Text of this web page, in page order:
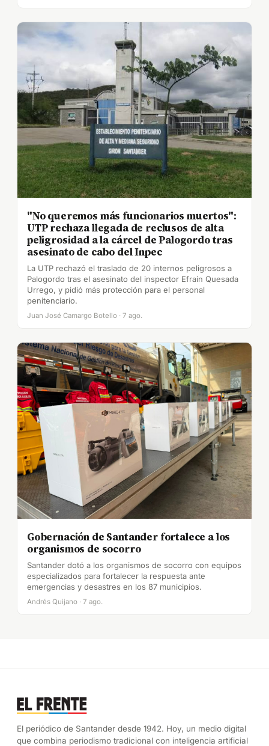
"No queremos más funcionarios muertos":
UTP rechaza llegada de reclusos de alta
peligrosidad a la cárcel de Palogordo tras
asesinato de cabo del Inpec
La UTP rechazó el traslado de 20 internos peligrosos a
Palogordo tras el asesinato del inspector Efraín Quesada
Urrego, y pidió más protección para el personal
penitenciario.
Juan José Camargo Botello · 7 ago.
Gobernación de Santander fortalece a los
organismos de socorro
Santander dotó a los organismos de socorro con equipos
especializados para fortalecer la respuesta ante
emergencias y desastres en los 87 municipios.
Andrés Quijano · 7 ago.
El periódico de Santander desde 1942. Hoy, un medio digital
que combina periodismo tradicional con inteligencia artificial